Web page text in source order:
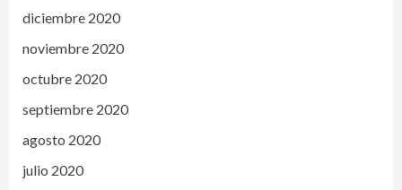
diciembre 2020
noviembre 2020
octubre 2020
septiembre 2020
agosto 2020
julio 2020